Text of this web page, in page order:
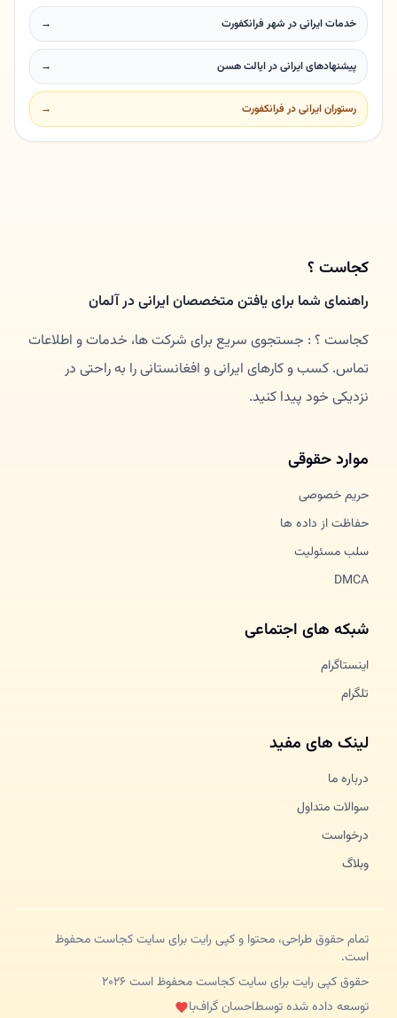
خدمات ایرانی در شهر فرانکفورت →
پیشنهادهای ایرانی در ایالت هسن →
رستوران ایرانی در فرانکفورت →
کجاست ؟
راهنمای شما برای یافتن متخصصان ایرانی در آلمان
کجاست ؟ : جستجوی سریع برای شرکت ها، خدمات و اطلاعات
تماس. کسب و کارهای ایرانی و افغانستانی را به راحتی در
نزدیکی خود پیدا کنید.
موارد حقوقی
حریم خصوصی
حفاظت از داده ها
سلب مسئولیت
DMCA
شبکه های اجتماعی
اینستاگرام
تلگرام
لینک های مفید
درباره ما
سوالات متداول
درخواست
وبلاگ
تمام حقوق طراحی، محتوا و کپی رایت برای سایت کجاست محفوظ
است.
حقوق کپی رایت برای سایت کجاست محفوظ است ۲۰۲۶
توسعه داده شده توسطاحسان گرافبا